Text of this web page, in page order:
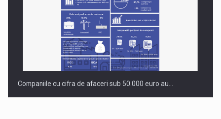
Companiile cu cifra de afaceri sub 50.000 euro au…